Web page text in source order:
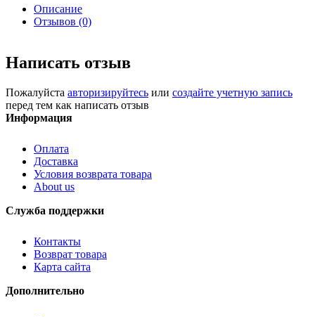
Описание
Отзывов (0)
Написать отзыв
Пожалуйста авторизируйтесь или создайте учетную запись
перед тем как написать отзыв
Информация
Оплата
Доставка
Условия возврата товара
About us
Служба поддержки
Контакты
Возврат товара
Карта сайта
Дополнительно